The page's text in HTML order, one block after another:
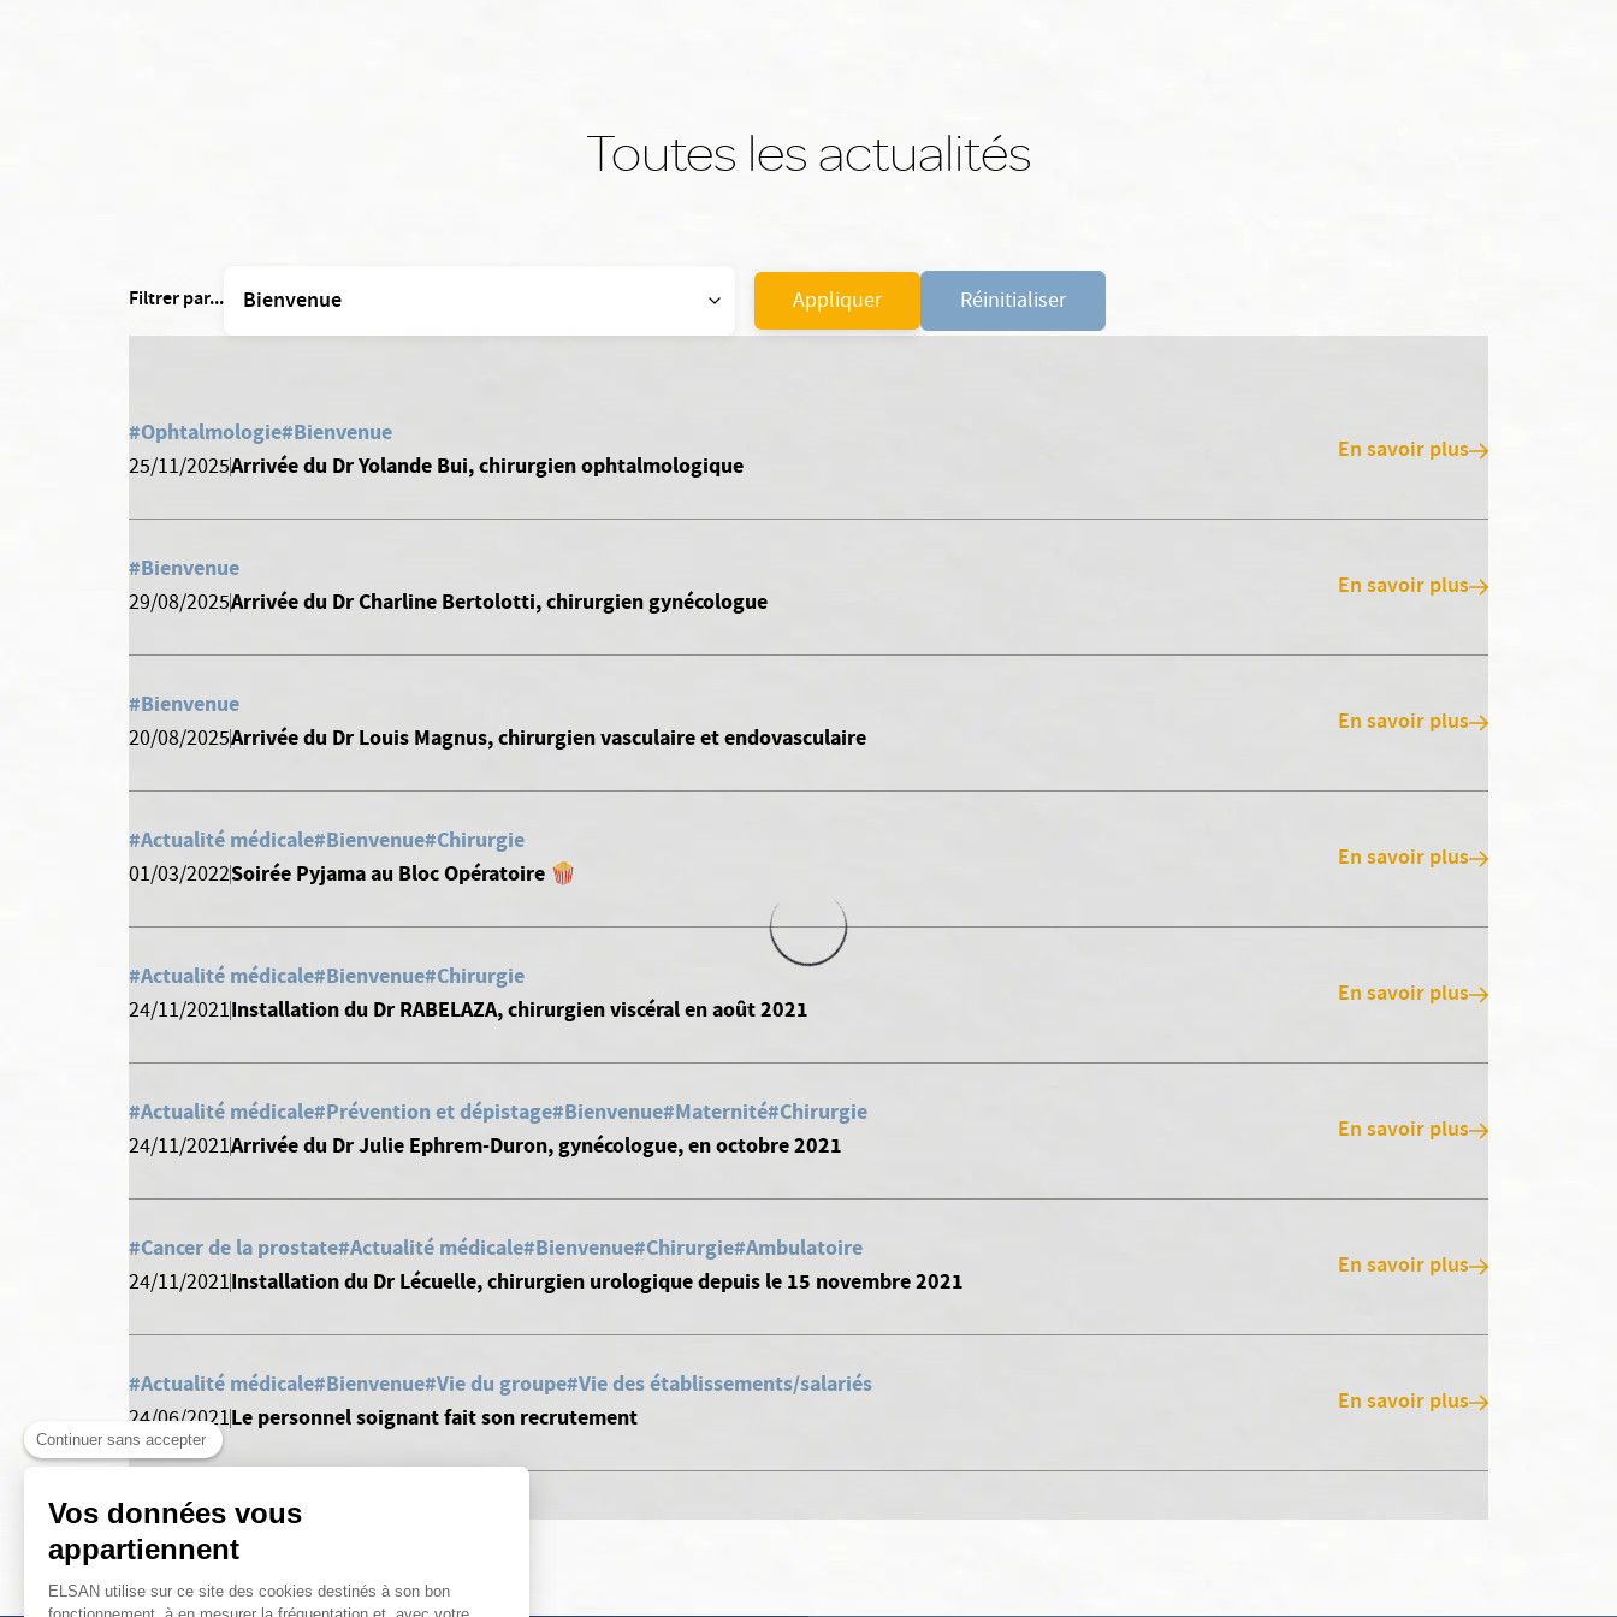
Continuer sans accepter
Vos données vous
appartiennent
ELSAN utilise sur ce site des cookies destinés à son bon
fonctionnement, à en mesurer la fréquentation et, avec votre
Toutes les actualités
Filtrer par... Appliquer Réinitialiser
#Ophtalmologie#Bienvenue
25/11/2025Arrivée du Dr Yolande Bui, chirurgien ophtalmologique En savoir plus
#Bienvenue
29/08/2025Arrivée du Dr Charline Bertolotti, chirurgien gynécologue En savoir plus
#Bienvenue
20/08/2025Arrivée du Dr Louis Magnus, chirurgien vasculaire et endovasculaire En savoir plus
#Actualité médicale#Bienvenue#Chirurgie
01/03/2022Soirée Pyjama au Bloc Opératoire 🍿 En savoir plus
#Actualité médicale#Bienvenue#Chirurgie
24/11/2021Installation du Dr RABELAZA, chirurgien viscéral en août 2021 En savoir plus
#Actualité médicale#Prévention et dépistage#Bienvenue#Maternité#Chirurgie
24/11/2021Arrivée du Dr Julie Ephrem-Duron, gynécologue, en octobre 2021 En savoir plus
#Cancer de la prostate#Actualité médicale#Bienvenue#Chirurgie#Ambulatoire
24/11/2021Installation du Dr Lécuelle, chirurgien urologique depuis le 15 novembre 2021 En savoir plus
#Actualité médicale#Bienvenue#Vie du groupe#Vie des établissements/salariés
24/06/2021Le personnel soignant fait son recrutement En savoir plus